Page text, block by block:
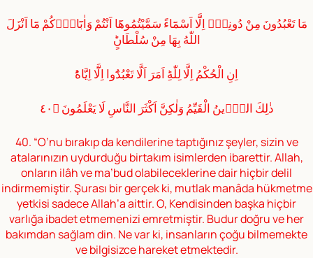
مَا تَعْبُدُونَ مِنْ دُونِهٖٓ اِلَّٓا اَسْمَٓاءً سَمَّيْتُمُوهَٓا اَنْتُمْ وَاٰبَٓاؤُ۬كُمْ مَٓا اَنْزَلَ
اللّٰهُ بِهَا مِنْ سُلْطَانٍؕ
اِنِ الْحُكْمُ اِلَّا لِلّٰهِؕ اَمَرَ اَلَّا تَعْبُدُٓوا اِلَّٓا اِيَّاهُؕ
ذٰلِكَ الدّٖينُ الْقَيِّمُ وَلٰكِنَّ اَكْثَرَ النَّاسِ لَا يَعْلَمُونَ ﴿٤٠
40. “O’nu bırakıp da kendilerine taptığınız şeyler, sizin ve
atalarınızın uydurduğu birtakım isimlerden ibarettir. Allah,
onların ilâh ve ma’bud olabileceklerine dair hiçbir delil
indirmemiştir. Şurası bir gerçek ki, mutlak manâda hükmetme
yetkisi sadece Allah’a aittir. O, Kendisinden başka hiçbir
varlığa ibadet etmemenizi emretmiştir. Budur doğru ve her
bakımdan sağlam din. Ne var ki, insanların çoğu bilmemekte
ve bilgisizce hareket etmektedir.